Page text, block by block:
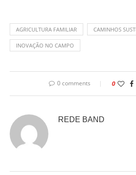
AGRICULTURA FAMILIAR CAMINHOS
INOVAÇÃO NO CAMPO
0 comments 0
REDE BAND